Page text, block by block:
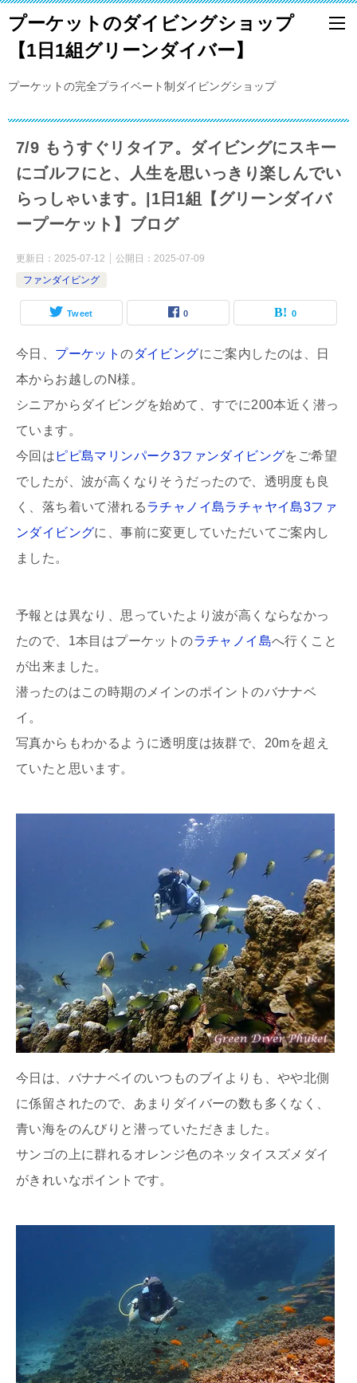
プーケットのダイビングショップ
【1日1組グリーンダイバー】
プーケットの完全プライベート制ダイビングショップ
7/9 もうすぐリタイア。ダイビングにスキー
にゴルフにと、人生を思いっきり楽しんでい
らっしゃいます。|1日1組【グリーンダイバ
ープーケット】ブログ
更新日： 2025-07-12 公開日： 2025-07-09
ファンダイビング
Tweet 0 0
今日、 プーケットのダイビングにご案内したのは、日
本からお越しのN様。
シニアからダイビングを始めて、すでに200本近く潜っ
ています。
今回は ピピ島マリンパーク3ファンダイビングをご希望
でしたが、波が高くなりそうだったので、透明度も良
く、落ち着いて潜れるラチャノイ島ラチャヤイ島3ファ
ンダイビングに、事前に変更していただいてご案内し
ました。
予報とは異なり、思っていたより波が高くならなかっ
たので、1本目はプーケットのラチャノイ島へ行くこと
が出来ました。
潜ったのはこの時期のメインのポイントのバナナベ
イ。
写真からもわかるように透明度は抜群で、20mを超え
ていたと思います。
今日は、バナナベイのいつものブイよりも、やや北側
に係留されたので、あまりダイバーの数も多くなく、
青い海をのんびりと潜っていただきました。
サンゴの上に群れるオレンジ色のネッタイスズメダイ
がきれいなポイントです。